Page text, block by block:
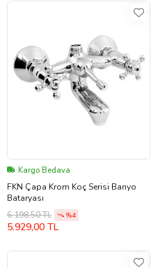
Kargo Bedava
FKN Çapa Krom Koç Serisi Banyo
Bataryası
6.198,50 TL
%4
5.929,00 TL